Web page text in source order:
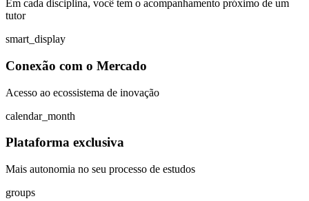
Em cada disciplina, você tem o acompanhamento próximo de um
tutor
smart_display
Conexão com o Mercado
Acesso ao ecossistema de inovação
calendar_month
Plataforma exclusiva
Mais autonomia no seu processo de estudos
groups